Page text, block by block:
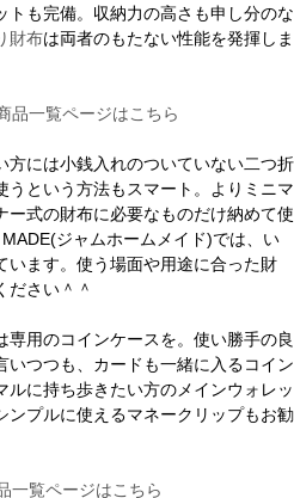
トも完備。収納力の高さも申し分のな
財布は両者のもたない性能を発揮しま
品一覧ページはこちら
方には小銭入れのついていない二つ折
うという方法もスマート。よりミニマ
ー式の財布に必要なものだけ納めて使
ジャムホームメイド)では、い
います。使う場面や用途に合った財
ださい＾＾
用のコインケースを。使い勝手の良
いつつも、カードも一緒に入るコイン
に持ち歩きたい方のメインウォレッ
ンプルに使えるマネークリップもお勧
一覧ページはこちら